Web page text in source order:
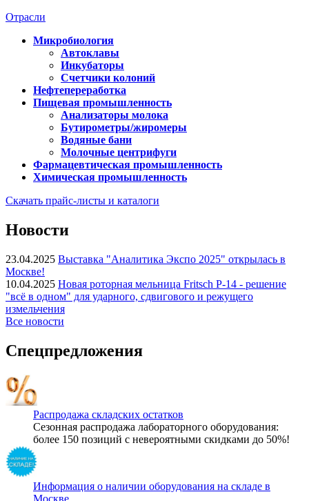
Отрасли
Микробиология
Автоклавы
Инкубаторы
Счетчики колоний
Нефтепереработка
Пищевая промышленность
Анализаторы молока
Бутирометры/жиромеры
Водяные бани
Молочные центрифуги
Фармацевтическая промышленность
Химическая промышленность
Скачать прайс-листы и каталоги
Новости
23.04.2025 Выставка "Аналитика Экспо 2025" открылась в
Москве!
10.04.2025 Новая роторная мельница Fritsch P-14 - решение
"всё в одном" для ударного, сдвигового и режущего
измельчения
Все новости
Спецпредложения
Распродажа складских остатков
Сезонная распродажа лабораторного оборудования:
более 150 позиций с невероятными скидками до 50%!
Информация о наличии оборудования на складе в
Москве